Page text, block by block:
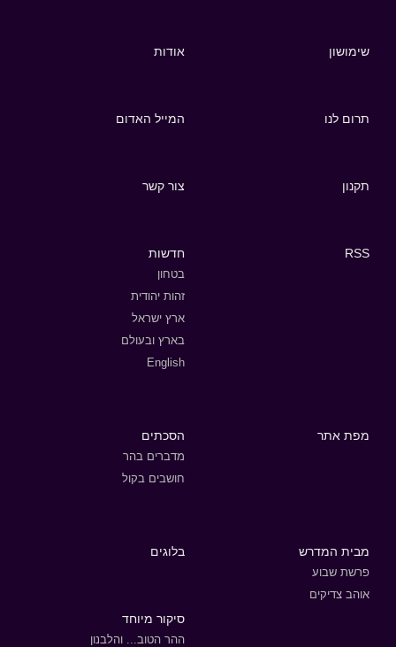
שימושון אודות
תרום לנו המייל האדום
תקנון צור קשר
RSS חדשות
בטחון
זהות יהודית
ארץ ישראל
בארץ ובעולם
English
מפת אתר הסכתים
מדברים בהר
חושבים בקול
מבית המדרש
פרשת שבוע
אוהב צדיקים
בלוגים
סיקור מיוחד
ההר הטוב... והלבנון